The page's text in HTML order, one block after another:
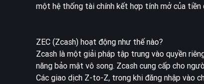
một hệ thống tài chính kết hợp tính mở của
ZEC (Zcash) hoạt động như thế nào?
Zcash là một giải pháp tập trung vào quyền
năng bảo mật vô song. Zcash cung cấp cho
Các giao dịch Z-to-Z, trong khi đăng nhập vào